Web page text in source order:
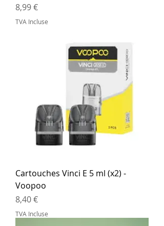
Prix
8,99 €
TVA Incluse
Cartouches Vinci E 5 ml (x2) -
Voopoo
Prix
8,40 €
TVA Incluse